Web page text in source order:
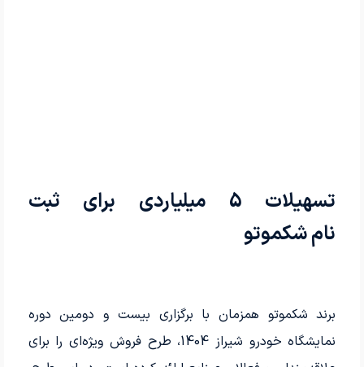
تسهیلات 5 میلیاردی برای ثبت
نام شکموتو
برند شکموتو همزمان با برگزاری بیست و دومین دوره
نمایشگاه خودرو شیراز 1404، طرح فروش ویژه‌ای را برای